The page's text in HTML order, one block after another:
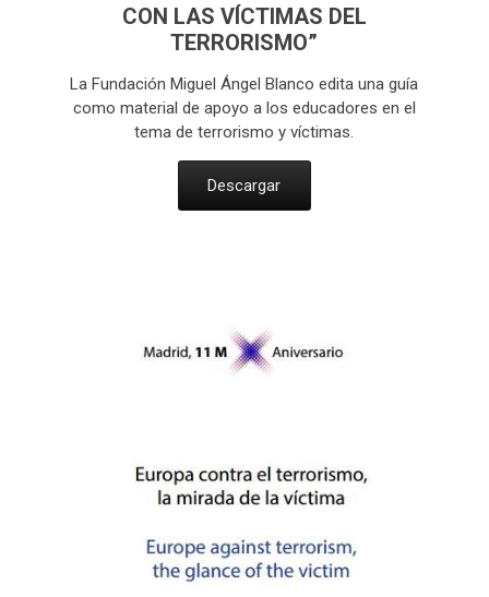
CON LAS VÍCTIMAS DEL
TERRORISMO”
La Fundación Miguel Ángel Blanco edita una guía
como material de apoyo a los educadores en el
tema de terrorismo y víctimas.
Descargar